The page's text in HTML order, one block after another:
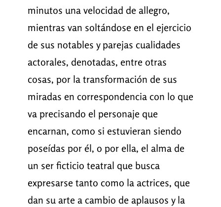
minutos una velocidad de allegro,
mientras van soltándose en el ejercicio
de sus notables y parejas cualidades
actorales, denotadas, entre otras
cosas, por la transformación de sus
miradas en correspondencia con lo que
va precisando el personaje que
encarnan, como si estuvieran siendo
poseídas por él, o por ella, el alma de
un ser ficticio teatral que busca
expresarse tanto como la actrices, que
dan su arte a cambio de aplausos y la